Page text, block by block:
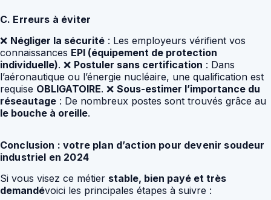
C. Erreurs à éviter
❌ Négliger la sécurité : Les employeurs vérifient vos
connaissances EPI (équipement de protection
individuelle). ❌ Postuler sans certification : Dans
l’aéronautique ou l’énergie nucléaire, une qualification est
requise OBLIGATOIRE. ❌ Sous-estimer l’importance du
réseautage : De nombreux postes sont trouvés grâce au
le bouche à oreille.
Conclusion : votre plan d’action pour devenir soudeur
industriel en 2024
Si vous visez ce métier stable, bien payé et très
demandévoici les principales étapes à suivre :